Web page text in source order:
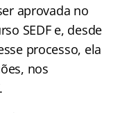
aprovada no
SEDF e, desde
processo, ela
nos